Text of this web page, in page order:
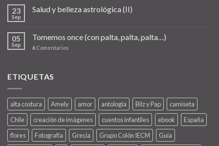
23
Sep
Salud y belleza astrológica (II)
05
Sep
Tomemos once (con palta, palta, palta…)
6 Comentarios
ETIQUETAS
alta costura Amely amor antología Bilz y Pap
camiseta
Chile
creación de imágenes cuentos infantiles ebook
España
flores
Fotografía Grecia Grupo Colón IECM
Guía